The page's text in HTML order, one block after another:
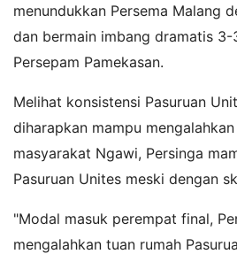
menundukkan Persema Malang
dan bermain imbang dramatis 3-
Persepam Pamekasan.
Melihat konsistensi Pasuruan
diharapkan mampu
masyarakat Ngawi, Persinga
Pasuruan Unites meski dengan
"Modal masuk perempat final,
mengalahkan tuan rumah